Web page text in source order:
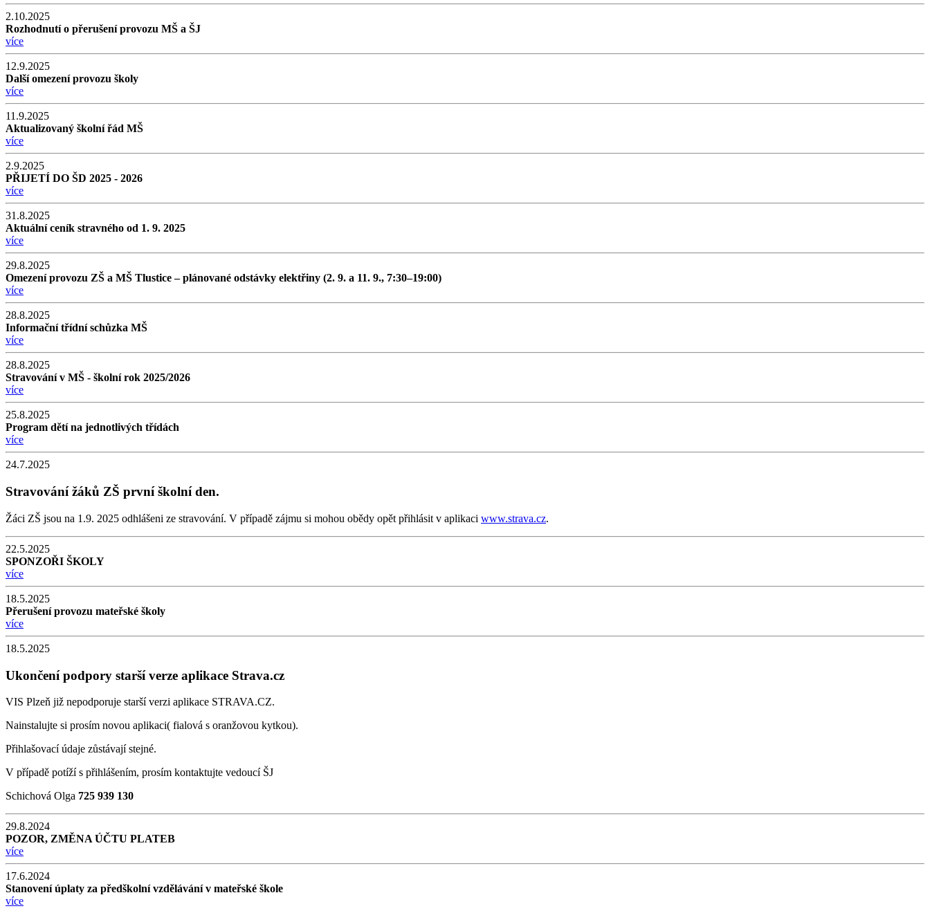
2.10.2025
Rozhodnutí o přerušení provozu MŠ a ŠJ
více
12.9.2025
Další omezení provozu školy
více
11.9.2025
Aktualizovaný školní řád MŠ
více
2.9.2025
PŘIJETÍ DO ŠD 2025 - 2026
více
31.8.2025
Aktuální ceník stravného od 1. 9. 2025
více
29.8.2025
Omezení provozu ZŠ a MŠ Tlustice – plánované odstávky elektřiny (2. 9. a 11. 9., 7:30–19:00)
více
28.8.2025
Informační třídní schůzka MŠ
více
28.8.2025
Stravování v MŠ - školní rok 2025/2026
více
25.8.2025
Program dětí na jednotlivých třídách
více
24.7.2025
Stravování žáků ZŠ první školní den.
Žáci ZŠ jsou na 1.9. 2025 odhlášeni ze stravování. V případě zájmu si mohou obědy opět přihlásit v aplikaci www.strava.cz.
22.5.2025
SPONZOŘI ŠKOLY
více
18.5.2025
Přerušení provozu mateřské školy
více
18.5.2025
Ukončení podpory starší verze aplikace Strava.cz
VIS Plzeň již nepodporuje starší verzi aplikace STRAVA.CZ.
Nainstalujte si prosím novou aplikaci( fialová s oranžovou kytkou).
Přihlašovací údaje zůstávají stejné.
V případě potíží s přihlášením, prosím kontaktujte vedoucí ŠJ
Schichová Olga 725 939 130
29.8.2024
POZOR, ZMĚNA ÚČTU PLATEB
více
17.6.2024
Stanovení úplaty za předškolní vzdělávání v mateřské škole
více